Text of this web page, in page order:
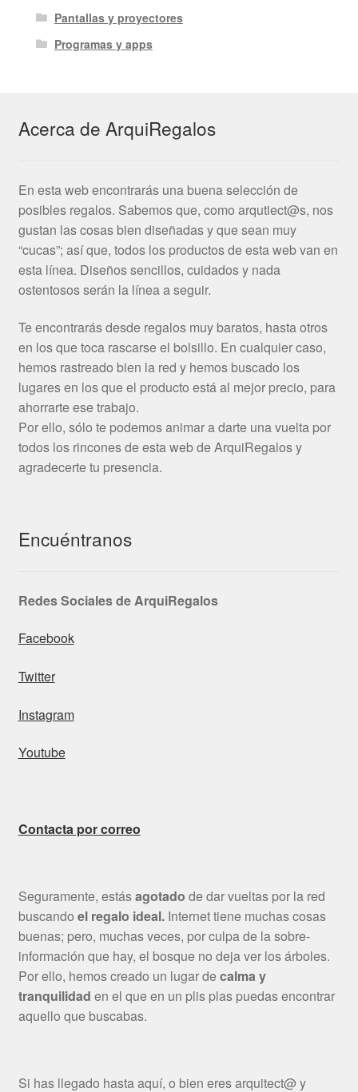
Pantallas y proyectores
Programas y apps
Acerca de ArquiRegalos
En esta web encontrarás una buena selección de
posibles regalos. Sabemos que, como arqutiect@s, nos
gustan las cosas bien diseñadas y que sean muy
“cucas”; así que, todos los productos de esta web van en
esta línea. Diseños sencillos, cuidados y nada
ostentosos serán la línea a seguir.
Te encontrarás desde regalos muy baratos, hasta otros
en los que toca rascarse el bolsillo. En cualquier caso,
hemos rastreado bien la red y hemos buscado los
lugares en los que el producto está al mejor precio, para
ahorrarte ese trabajo.
Por ello, sólo te podemos animar a darte una vuelta por
todos los rincones de esta web de ArquiRegalos y
agradecerte tu presencia.
Encuéntranos
Redes Sociales de ArquiRegalos
Facebook
Twitter
Instagram
Youtube
Contacta por correo
Seguramente, estásagotado de dar vueltas por la red
buscando el regalo ideal.Internet tiene muchas cosas
buenas; pero, muchas veces, por culpa de la sobre-
información que hay, el bosque no deja ver los árboles.
Por ello, hemos creado un lugar decalma y
tranquilidad en el que en un plis plas puedas encontrar
aquello que buscabas.
Si has llegado hasta aquí, o bien eres arquitect@ y